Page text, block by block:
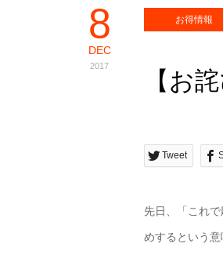
8
DEC
2017
お得情報
【お
Tweet
先日、「これ
めするという意